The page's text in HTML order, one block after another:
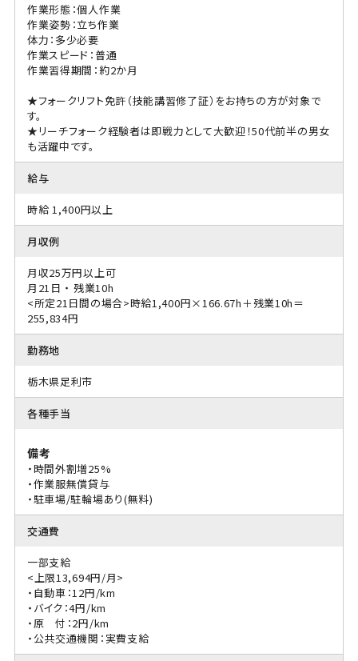
作業形態：個人作業
作業姿勢：立ち作業
体力：多少必要
作業スピード：普通
作業習得期間：約2か月
★フォークリフト免許（技能講習修了証）をお持ちの方が対象で
す。
★リーチフォーク経験者は即戦力として大歓迎！50代前半の男女
も活躍中です。
給与
時給 1,400円以上
月収例
月収25万円以上可
月21日 ・ 残業10h
<所定21日間の場合>時給1,400円×166.67h＋残業10h＝
255,834円
勤務地
栃木県足利市
各種手当
備考
・時間外割増25%
・作業服無償貸与
・駐車場/駐輪場あり(無料)
交通費
一部支給
<上限13,694円/月>
・自動車：12円/km
・バイク：4円/km
・原 付：2円/km
・公共交通機関：実費支給